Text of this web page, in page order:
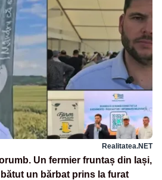
Realitatea.NET
Un fermier fruntaș din Iași,
un bărbat prins la furat